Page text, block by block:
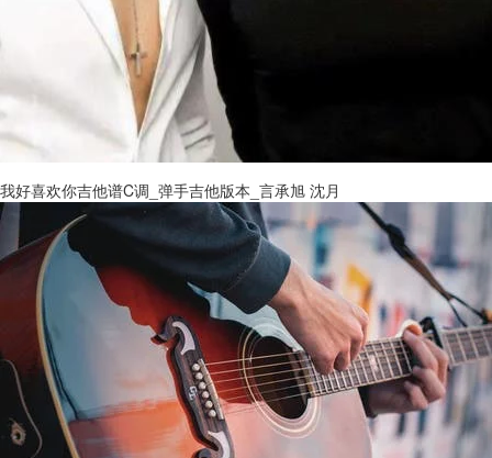
我好喜欢你吉他谱C调_弹手吉他版本_言承旭 沈月